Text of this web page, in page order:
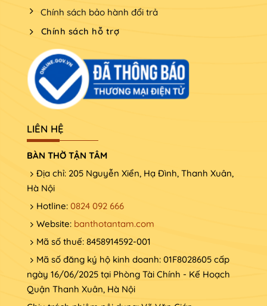
Chính sách bảo hành đổi trả
Chính sách hỗ trợ
LIÊN HỆ
BÀN THỜ TẬN TÂM
Địa chỉ: 205 Nguyễn Xiển, Hạ Đình, Thanh Xuân,
Hà Nội
Hotline: 0824 092 666
Website: banthotantam.com
Mã số thuế: 8458914592-001
Mã số đăng ký hộ kinh doanh: 01F8028605 cấp
ngày 16/06/2025 tại Phòng Tài Chính - Kế Hoạch
Quận Thanh Xuân, Hà Nội